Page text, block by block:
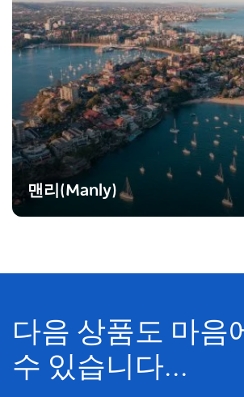
맨리(Manly)
다음 상품도 마음
수 있습니다...